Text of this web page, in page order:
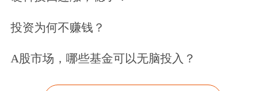
险，东方财富对此不作任何类型的担
投资为何不赚钱？
A股市场，哪些基金可以无脑投入？